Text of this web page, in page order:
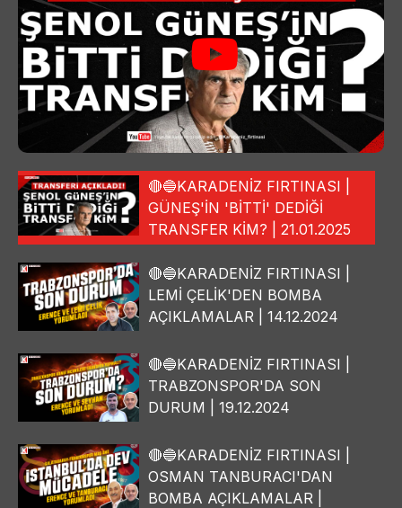
🔴🔵KARADENİZ FIRTINASI |
GÜNEŞ'İN 'BİTTİ' DEDİĞİ
TRANSFER KİM? | 21.01.2025
🔴🔵KARADENİZ FIRTINASI |
LEMİ ÇELİK'DEN BOMBA
AÇIKLAMALAR | 14.12.2024
🔴🔵KARADENİZ FIRTINASI |
TRABZONSPOR'DA SON
DURUM | 19.12.2024
🔴🔵KARADENİZ FIRTINASI |
OSMAN TANBURACI'DAN
BOMBA AÇIKLAMALAR |